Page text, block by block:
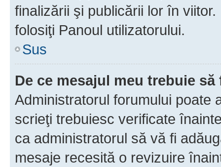
finalizării şi publicării lor în
folosiţi Panoul utilizatorului.
Sus
De ce mesajul meu trebuie
Administratorul forumului poate
scrieţi trebuiesc verificate
ca administratorul să vă fi
mesaje recesită o revizuire